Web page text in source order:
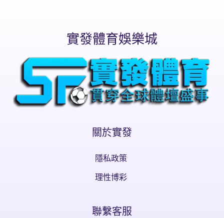
實發體育娛樂城
關於實發
隱私政策
理性博彩
聯繫客服